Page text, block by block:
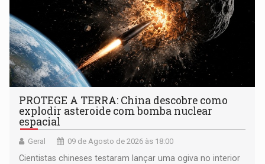
PROTEGE A TERRA: China descobre como
explodir asteroide com bomba nuclear
espacial
Geral 09 de Agosto de 2026 às 18:00
Cientistas chineses testaram lançar uma ogiva no interior